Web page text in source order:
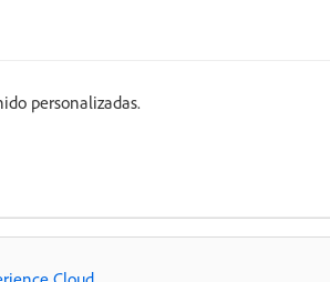
personalizadas.